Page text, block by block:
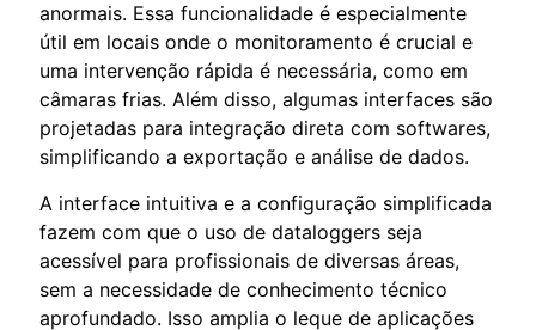
anormais. Essa funcionalidade é especialmente
útil em locais onde o monitoramento é crucial e
uma intervenção rápida é necessária, como em
câmaras frias. Além disso, algumas interfaces são
projetadas para integração direta com softwares,
simplificando a exportação e análise de dados.
A interface intuitiva e a configuração simplificada
fazem com que o uso de dataloggers seja
acessível para profissionais de diversas áreas,
sem a necessidade de conhecimento técnico
aprofundado. Isso amplia o leque de aplicações